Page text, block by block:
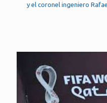
y el coronel ingeniero